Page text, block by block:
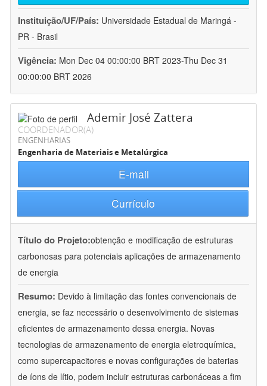
Instituição/UF/País: Universidade Estadual de Maringá -
PR - Brasil
Vigência: Mon Dec 04 00:00:00 BRT 2023-Thu Dec 31
00:00:00 BRT 2026
Ademir José Zattera
COORDENADOR(A)
ENGENHARIAS
Engenharia de Materiais e Metalúrgica
E-mail
Currículo
Título do Projeto:obtenção e modificação de estruturas
carbonosas para potenciais aplicações de armazenamento
de energia
Resumo: Devido à limitação das fontes convencionais de
energia, se faz necessário o desenvolvimento de sistemas
eficientes de armazenamento dessa energia. Novas
tecnologias de armazenamento de energia eletroquímica,
como supercapacitores e novas configurações de baterias
de íons de lítio, podem incluir estruturas carbonáceas a fim